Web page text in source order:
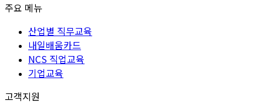
주요 메뉴
산업별 직무교육
내일배움카드
NCS 직업교육
기업교육
고객지원